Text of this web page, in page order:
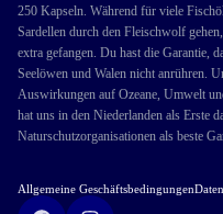
250 Kapseln. Während für viele
Sardellen durch den Fleischwolf
extra gefangen. Du hast die Garantie,
Seelöwen und Walen nicht anrühren.
Auswirkungen auf Ozeane, Umwelt
hat uns in den Niederlanden als Erste
Naturschutzorganisationen als beste
Allgemeine Geschäftsbedingungen